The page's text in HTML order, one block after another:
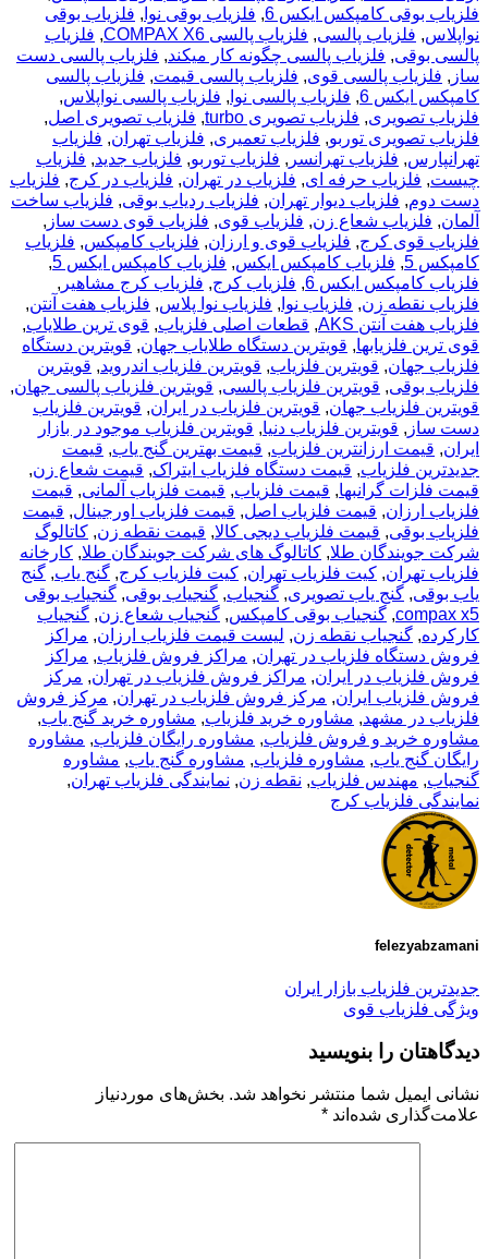
فلزیاب بوقی کامپکس ایکس 6
, فلزیاب بوقی نوا , فلزیاب بوقی
نواپلاس, فلزیاب پالسی, فلزیاب پالسی COMPAX X6 , فلزیاب
پالسی بوقی, فلزیاب پالسی چگونه کار میکند, فلزیاب پالسی دست
ساز , فلزیاب پالسی قوی, فلزیاب پالسی قیمت, فلزیاب پالسی
کامپکس ایکس 6
, فلزیاب پالسی نوا , فلزیاب پالسی نواپلاس,
فلزیاب تصویری, فلزیاب تصویری turbo , فلزیاب تصویری اصل,
فلزیاب تصویری توربو, فلزیاب تعمیری, فلزیاب تهران, فلزیاب
تهرانپارس, فلزیاب تهرانسر , فلزیاب توربو, فلزیاب جدید, فلزیاب
چیست, فلزیاب حرفه ای, فلزیاب در تهران, فلزیاب در کرج, فلزیاب
دست دوم, فلزیاب دیوار تهران, فلزیاب ردیاب بوقی, فلزیاب ساخت
آلمان, فلزیاب شعاع زن, فلزیاب قوی, فلزیاب قوی دست ساز ,
فلزیاب قوی کرج, فلزیاب قوی و ارزان, فلزیاب کامپکس, فلزیاب
کامپکس 5
, فلزیاب کامپکس ایکس, فلزیاب کامپکس ایکس 5
,
فلزیاب کامپکس ایکس 6
, فلزیاب کرج, فلزیاب کرج مشاهیر ,
فلزیاب نقطه زن, فلزیاب نوا , فلزیاب نوا پلاس, فلزیاب هفت آنتن,
فلزیاب هفت آنتن AKS
, قطعات اصلی فلزیاب, قوی ترین طلایاب,
قوی ترین فلزیابها, قویترین دستگاه طلایاب جهان, قویترین دستگاه
فلزیاب جهان, قویترین فلزیاب, قویترین فلزیاب اندروید, قویترین
فلزیاب بوقی, قویترین فلزیاب پالسی, قویترین فلزیاب پالسی جهان,
قویترین فلزیاب جهان, قویترین فلزیاب در ایران, قویترین فلزیاب
دست ساز , قویترین فلزیاب دنیا, قویترین فلزیاب موجود در بازار
ایران, قیمت ارزانترین فلزیاب, قیمت بهترین گنج یاب, قیمت
جدیدترین فلزیاب, قیمت دستگاه فلزیاب ایتراک, قیمت شعاع زن,
قیمت فلزات گرانبها, قیمت فلزیاب, قیمت فلزیاب آلمانی, قیمت
فلزیاب ارزان, قیمت فلزیاب اصل, قیمت فلزیاب اورجینال, قیمت
فلزیاب بوقی, قیمت فلزیاب دیجی کالا, قیمت نقطه زن, کاتالوگ
شرکت جویندگان طلا, کاتالوگ های شرکت جویندگان طلا, کارخانه
فلزیاب تهران, کیت فلزیاب تهران, کیت فلزیاب کرج, گنج یاب, گنج
یاب بوقی, گنج یاب تصویری, گنجیاب, گنجیاب بوقی, گنجیاب بوقی
compax x5
, گنجیاب بوقی کامپکس, گنجیاب شعاع زن, گنجیاب
کارکرده, گنجیاب نقطه زن, لیست قیمت فلزیاب ارزان, مراکز
فروش دستگاه فلزیاب در تهران, مراکز فروش فلزیاب, مراکز
فروش فلزیاب در ایران, مراکز فروش فلزیاب در تهران, مرکز
فروش فلزیاب ایران, مرکز فروش فلزیاب در تهران, مرکز فروش
فلزیاب در مشهد, مشاوره خرید فلزیاب, مشاوره خرید گنج یاب,
مشاوره خرید و فروش فلزیاب, مشاوره رایگان فلزیاب, مشاوره
رایگان گنج یاب, مشاوره فلزیاب, مشاوره گنج یاب, مشاوره
گنجیاب, مهندس فلزیاب, نقطه زن, نمایندگی فلزیاب تهران,
نمایندگی فلزیاب کرج
felezyabzamani
جدیدترین فلزیاب بازار ایران
ویژگی فلزیاب قوی
دیدگاهتان را بنویسید
نشانی ایمیل شما منتشر نخواهد شد. بخش‌های موردنیاز
علامت‌گذاری شده‌اند *